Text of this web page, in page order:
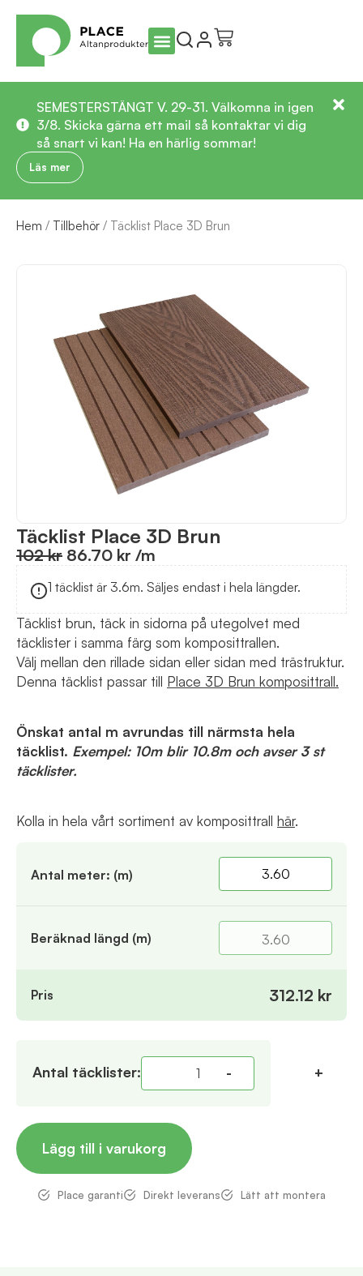
SEMESTERSTÄNGT V. 29-31. Välkomna in igen
3/8. Skicka gärna ett mail så kontaktar vi dig
så snart vi kan! Ha en härlig sommar!
Läs mer
Hem / Tillbehör / Täcklist Place 3D Brun
Täcklist Place 3D Brun
102 kr 86.70 kr /m
1 täcklist är 3.6m. Säljes endast i hela längder.
Täcklist brun, täck in sidorna på utegolvet med
täcklister i samma färg som komposittrallen.
Välj mellan den rillade sidan eller sidan med trästruktur.
Denna täcklist passar till Place 3D Brun komposittrall.
Önskat antal m avrundas till närmsta hela
täcklist. Exempel: 10m blir 10.8m och avser 3 st
täcklister.
Kolla in hela vårt sortiment av komposittrall här.
Antal meter: (m)
Beräknad längd (m) 3.60
Pris 312.12 kr
-
Antal täcklister: +
Lägg till i varukorg
Place garanti Direkt leverans Lätt att montera